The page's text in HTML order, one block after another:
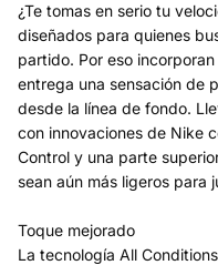
¿Te tomas en serio tu
diseñados para quienes
partido. Por eso
entrega una sensación de
desde la línea de fondo.
con innovaciones de Nike
Control y una parte
sean aún más ligeros para
Toque mejorado
La tecnología All